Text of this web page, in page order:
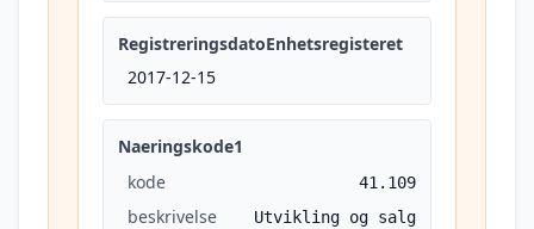
RegistreringsdatoEnhetsregisteret
2017-12-15
Naeringskode1
kode
41.109
beskrivelse
Utvikling og salg